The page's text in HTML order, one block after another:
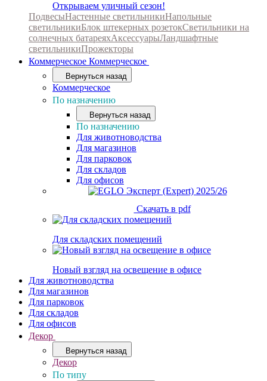
Открываем уличный сезон!
ПодвесыНастенные светильникиНапольные
светильникиБлок штекерных розетокСветильники на
солнечных батареяхАксессуарыЛандшафтные
светильникиПрожекторы
Коммерческое Коммерческое
Вернуться назад
Коммерческое
По назначению
Вернуться назад
По назначению
Для животноводства
Для магазинов
Для парковок
Для складов
Для офисов
Скачать в pdf
Для складских помещений
Новый взгляд на освещение в офисе
Для животноводства
Для магазинов
Для парковок
Для складов
Для офисов
Декор
Вернуться назад
Декор
По типу